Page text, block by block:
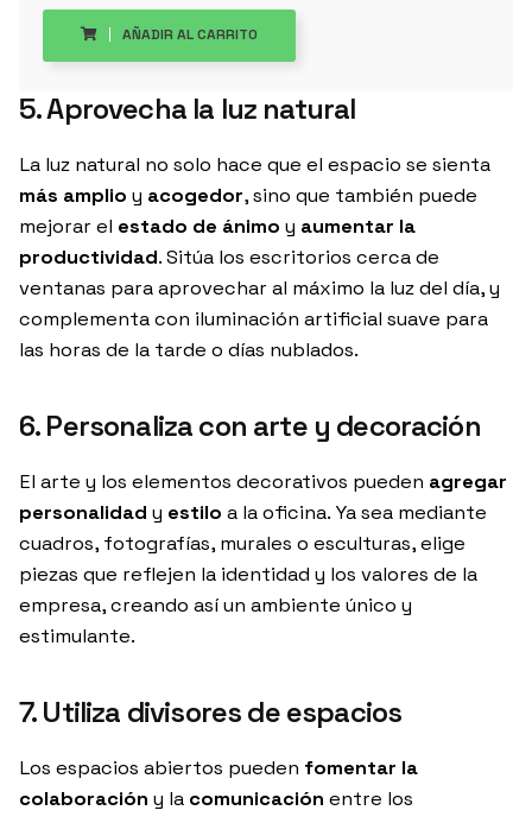
AÑADIR AL CARRITO
5. Aprovecha la luz natural
La luz natural no solo hace que el espacio se sienta
más amplio y acogedor, sino que también puede
mejorar el estado de ánimo y aumentar la
productividad. Sitúa los escritorios cerca de
ventanas para aprovechar al máximo la luz del día, y
complementa con iluminación artificial suave para
las horas de la tarde o días nublados.
6. Personaliza con arte y decoración
El arte y los elementos decorativos pueden agregar
personalidad y estilo a la oficina. Ya sea mediante
cuadros, fotografías, murales o esculturas, elige
piezas que reflejen la identidad y los valores de la
empresa, creando así un ambiente único y
estimulante.
7. Utiliza divisores de espacios
Los espacios abiertos pueden fomentar la
colaboración y la comunicación entre los